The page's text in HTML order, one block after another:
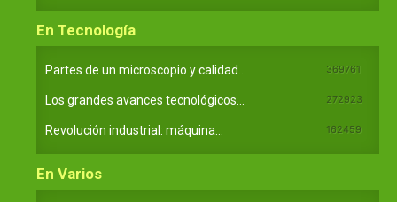
En Tecnología
Partes de un microscopio y calidad... 369761
Los grandes avances tecnológicos... 272923
Revolución industrial: máquina... 162459
En Varios